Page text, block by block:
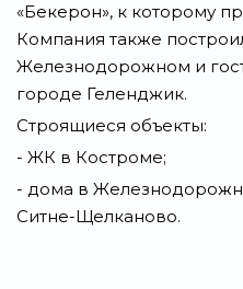
«Бекерон», к которому
Компания также
Железнодорожном и
городе Геленджик.
Строящиеся объекты:
- ЖК в Костроме;
- дома в
Ситне-Щелканово.